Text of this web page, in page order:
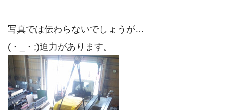
写真では伝わらないでしょうが…
(・_・;)迫力があります。